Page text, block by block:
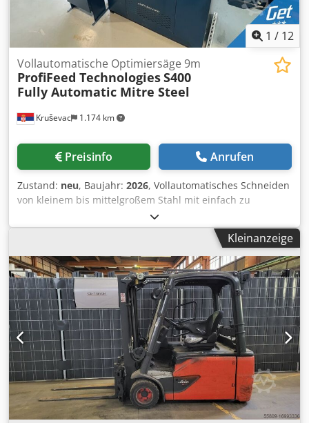
1 / 12
Kruševac 1.174 km
Vollautomatische Optimiersäge 9m
ProfiFeed TechnologiesS400
Fully Automatic Mitre Steel
Preisinfo Anrufen
Zustand: neu, Baujahr: 2026, Vollautomatisches Schneiden
von kleinem bis mittelgroßem Stahl mit einfach zu
bedienender Automatisierung. Legen Sie den zu
schneidenden Stahl ab, die Maschine erkennt ihn
automatisch und schneidet ihn mit hochpräziser
servomotorischer Materialpositionierung in Aufträge.
Excel-Auftragslisten WIFI-Eingabe für die rationelle
Eingabe großer Zuschnittlisten. Servomotorischer
Sägeantrieb mit industriellem Kugelumlaufspindelantrieb.
Automatische Erkennung des in der Maschine
vorhandenen Stahls und anschließende Einstellung des
Schnittbeginns für minimalen Hub und minimale
Schnittzeit. Keine Grenzwertgeber oder Bedienereingriffe
erforderlich. Für jedes Stück Stahl, das Sie zum Schneiden
auflegen, egal welche Länge, misst ein Lasersensor die
Länge. Unser leistungsstarker Optimierungsalgorithmus
errechnet im Handumdrehen die beste Reihenfolge der
Kleinanzeige